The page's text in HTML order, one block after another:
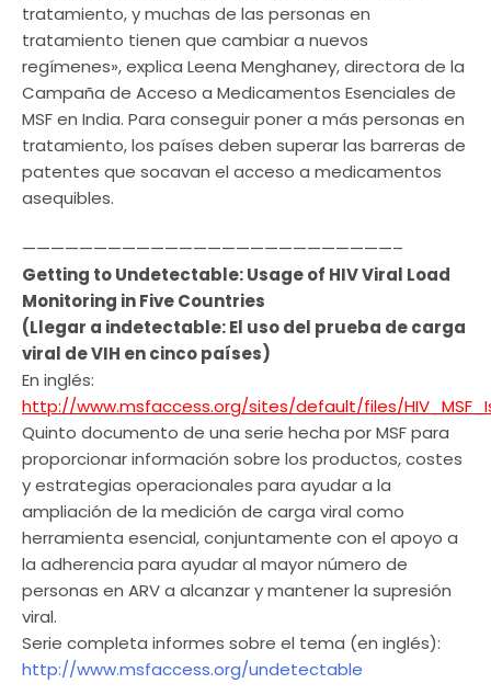
tratamiento, y muchas de las personas en
tratamiento tienen que cambiar a nuevos
regímenes», explica Leena Menghaney, directora de la
Campaña de Acceso a Medicamentos Esenciales de
MSF en India. Para conseguir poner a más personas en
tratamiento, los países deben superar las barreras de
patentes que socavan el acceso a medicamentos
asequibles.
——————————————————————————–
Getting to Undetectable: Usage of HIV Viral Load
Monitoring in Five Countries
(Llegar a indetectable: El uso del prueba de carga
viral de VIH en cinco países)
En inglés:
http://www.msfaccess.org/sites/default/files/
Quinto documento de una serie hecha por MSF para
proporcionar información sobre los productos, costes
y estrategias operacionales para ayudar a la
ampliación de la medición de carga viral como
herramienta esencial, conjuntamente con el apoyo a
la adherencia para ayudar al mayor número de
personas en ARV a alcanzar y mantener la supresión
viral.
Serie completa informes sobre el tema (en inglés):
http://www.msfaccess.org/undetectable